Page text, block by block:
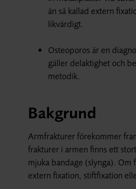
än så kallad extern
likvärdigt.
Osteoporos är en
gäller delaktighet och
metodik.
Bakgrund
Armfrakturer förekommer
frakturer i armen finns ett
mjuka bandage (slynga).
extern fixation, stiftfixation